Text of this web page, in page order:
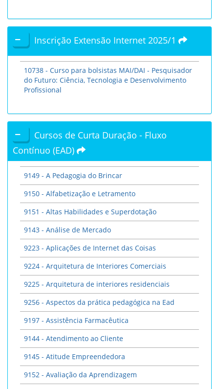
Inscrição Extensão Internet 2025/1
10738 - Curso para bolsistas MAI/DAI - Pesquisador
do Futuro: Ciência, Tecnologia e Desenvolvimento
Profissional
Cursos de Curta Duração - Fluxo
Contínuo (EAD)
9149 - A Pedagogia do Brincar
9150 - Alfabetização e Letramento
9151 - Altas Habilidades e Superdotação
9143 - Análise de Mercado
9223 - Aplicações de Internet das Coisas
9224 - Arquitetura de Interiores Comerciais
9225 - Arquitetura de interiores residenciais
9256 - Aspectos da prática pedagógica na Ead
9197 - Assistência Farmacêutica
9144 - Atendimento ao Cliente
9145 - Atitude Empreendedora
9152 - Avaliação da Aprendizagem